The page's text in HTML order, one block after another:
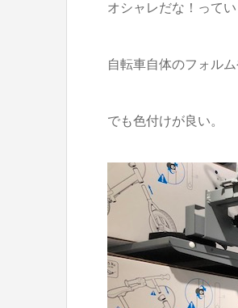
オシャレだな！ってい
自転車自体のフォル
でも色付けが良い。